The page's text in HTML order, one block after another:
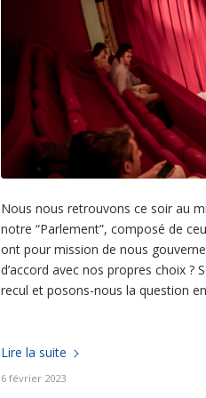
Nous nous retrouvons ce soir au
notre “Parlement”, composé de
ont pour mission de nous
d’accord avec nos propres choix
recul et posons-nous la question
Lire la suite
6 février 2023